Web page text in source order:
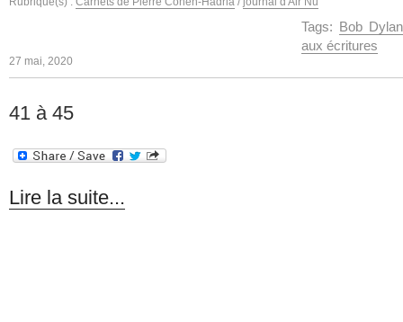
Tags: Bob Dylan
aux écritures
27 mai, 2020
41 à 45
Lire la suite...